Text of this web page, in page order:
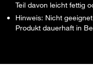
Teil davon leicht fettig
Hinweis: Nicht
Produkt dauerhaft in